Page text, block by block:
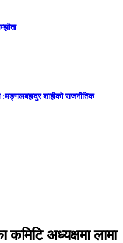
:मङ्गलबहादुर शाहीको राजनीतिक
कमिटि अध्यक्षमा लामा